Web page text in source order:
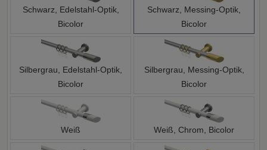
Schwarz, Edelstahl-Optik,
Bicolor
Schwarz, Messing-Optik,
Bicolor
Silbergrau, Edelstahl-Optik,
Bicolor
Silbergrau, Messing-Optik,
Bicolor
Weiß Weiß, Chrom, Bicolor